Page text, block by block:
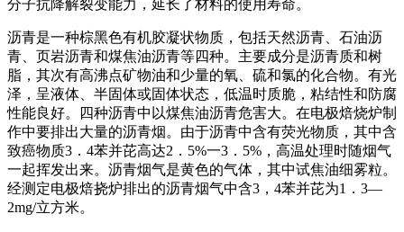
分子抗降解裂变能力，延长了材料的使用寿命。
沥青是一种棕黑色有机胶凝状物质，包括天然沥青、石油沥
青、页岩沥青和煤焦油沥青等四种。主要成分是沥青质和树
脂，其次有高沸点矿物油和少量的氧、硫和氯的化合物。有光
泽，呈液体、半固体或固体状态，低温时质脆，粘结性和防腐
性能良好。四种沥青中以煤焦油沥青危害大。在电极焙烧炉制
作中要排出大量的沥青烟。由于沥青中含有荧光物质，其中含
致癌物质3．4苯并芘高达2．5%一3．5%，高温处理时随烟气
一起挥发出来。沥青烟气是黄色的气体，其中试焦油细雾粒。
经测定电极焙挠炉排出的沥青烟气中含3，4苯并芘为1．3—
2mg/立方米。